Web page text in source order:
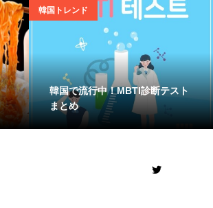
韓国トレンド
韓国で流行中！MBTI診断テスト
まとめ